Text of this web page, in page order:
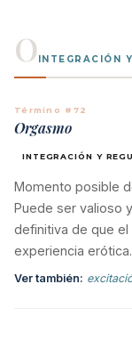
OINTEGRACIÓN
Término #72
Orgasmo
INTEGRACIÓN Y
Momento posible
Puede ser valioso
definitiva de que el
experiencia erótica.
Ver también: